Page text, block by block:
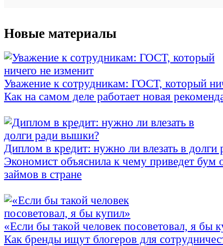
Новые материалы
Уважение к сотрудникам: ГОСТ, который
Как на самом деле работает новая
Диплом в кредит: нужно ли влезать в
Экономист объяснила к чему приведет бум
займов в стране
«Если бы такой человек посоветовал, я бы
Как бренды ищут блогеров для